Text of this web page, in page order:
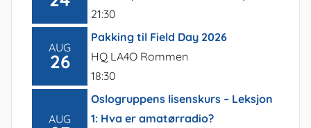
21:30
AUG
26
Pakking til Field Day 2026
HQ LA4O Rommen
18:30
AUG
Oslogruppens lisenskurs – Leksjon
1: Hva er amatørradio?